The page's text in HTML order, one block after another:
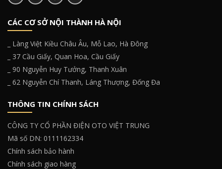
CÁC CƠ SỞ NỘI THÀNH HÀ NỘI
_ Làng Việt Kiều Châu Âu, Mỗ Lao, Hà Đông
_ 37 Cầu Giấy, Quan Hoa, Cầu Giấy
_ 90 Nguyễn Huy Tưởng, Thanh Xuân
_ 62 Nguyễn Chí Thanh, Láng Thượng, Đống Đa
THÔNG TIN CHÍNH SÁCH
CÔNG TY CỔ PHẦN ĐIỆN OTO VIỆT TRUNG
Mã số DN: 0111162334
Chính sách bảo hành
Chính sách giao hàng